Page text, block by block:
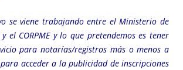
se viene trabajando entre el Ministerio de
y el CORPME y lo que pretendemos es tener
para notarías/registros más o menos a
acceder a la publicidad de inscripciones